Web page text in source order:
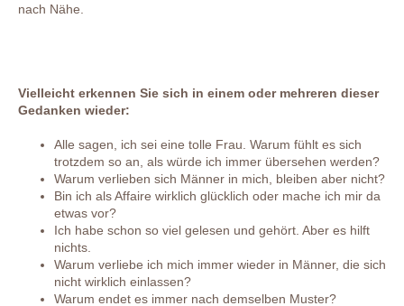
nach Nähe.
Vielleicht erkennen Sie sich in einem oder mehreren dieser
Gedanken wieder:
Alle sagen, ich sei eine tolle Frau. Warum fühlt es sich
trotzdem so an, als würde ich immer übersehen werden?
Warum verlieben sich Männer in mich, bleiben aber nicht?
Bin ich als Affaire wirklich glücklich oder mache ich mir da
etwas vor?
Ich habe schon so viel gelesen und gehört. Aber es hilft
nichts.
Warum verliebe ich mich immer wieder in Männer, die sich
nicht wirklich einlassen?
Warum endet es immer nach demselben Muster?